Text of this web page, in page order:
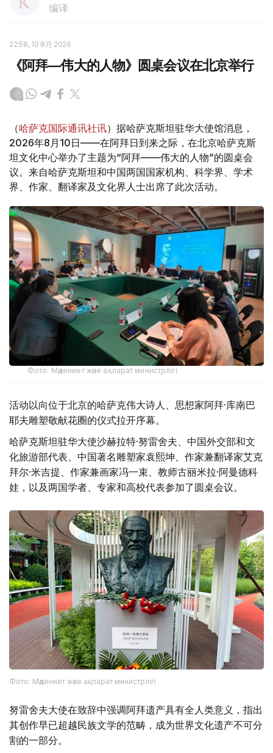
编译
22:58, 10 8月 2026
《阿拜—伟大的人物》圆桌会议在北京举行
（哈萨克国际通讯社讯）据哈萨克斯坦驻华大使馆消息，
2026年8月10日——在阿拜日到来之际，在北京哈萨克斯
坦文化中心举办了主题为“阿拜——伟大的人物”的圆桌会
议。来自哈萨克斯坦和中国两国国家机构、科学界、学术
界、作家、翻译家及文化界人士出席了此次活动。
Фото: Мәдениет және ақпарат министрлігі
活动以向位于北京的哈萨克伟大诗人、思想家阿拜·库南巴
耶夫雕塑敬献花圈的仪式拉开序幕。
哈萨克斯坦驻华大使沙赫拉特·努雷舍夫、中国外交部和文
化旅游部代表、中国著名雕塑家袁熙坤、作家兼翻译家艾克
拜尔·米吉提、作家兼画家冯一束、教师古丽米拉·阿曼德科
娃，以及两国学者、专家和高校代表参加了圆桌会议。
Фото: Мәдениет және ақпарат министрлігі
努雷舍夫大使在致辞中强调阿拜遗产具有全人类意义，指出
其创作早已超越民族文学的范畴，成为世界文化遗产不可分
割的一部分。